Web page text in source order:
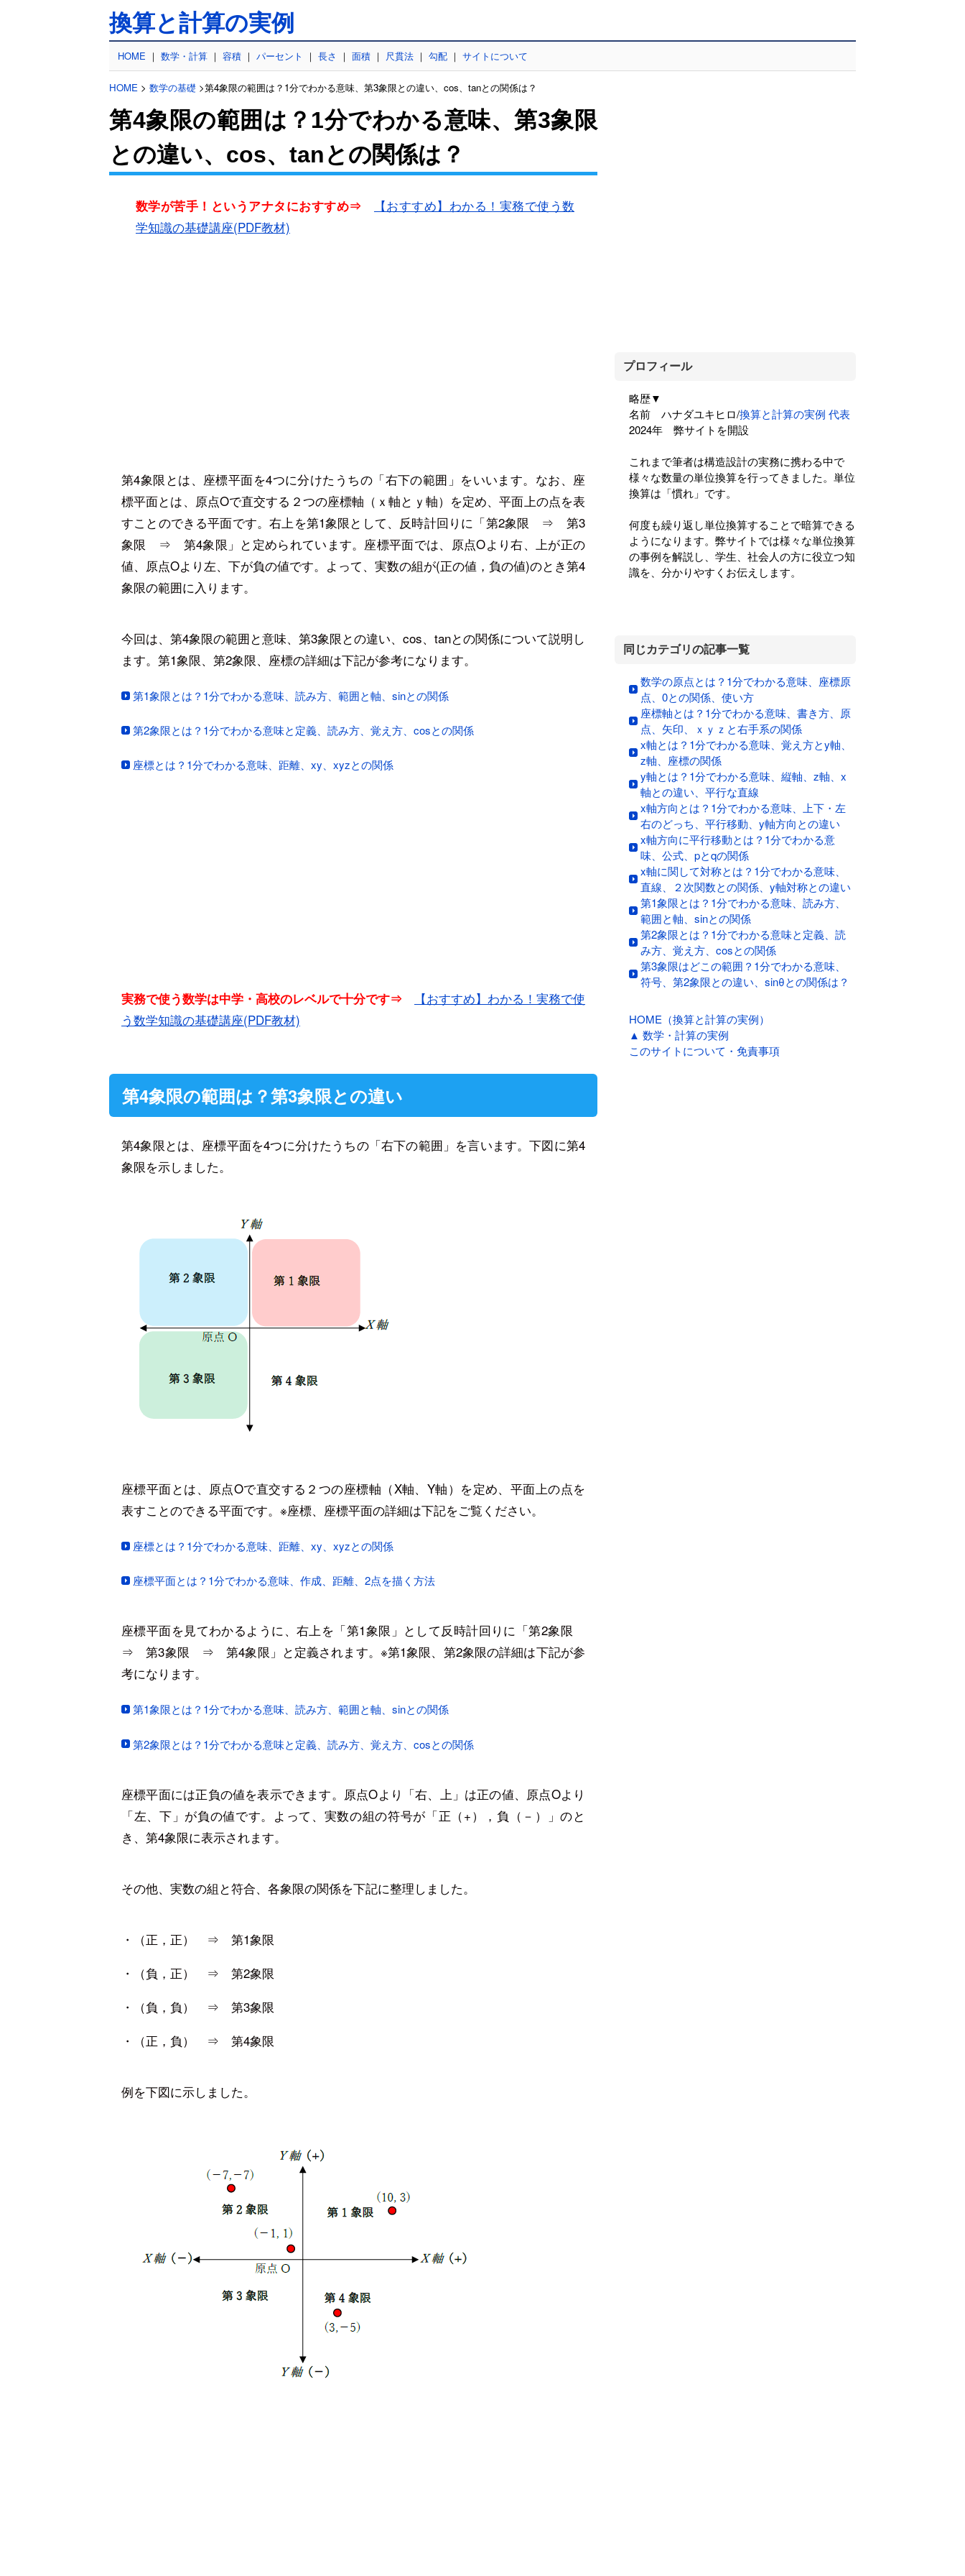
換算と計算の実例
HOME ｜ 数学・計算 ｜ 容積 ｜ パーセント ｜ 長さ ｜ 面積 ｜ 尺貫法 ｜ 勾配 ｜ サイトについて
HOME > 数学の基礎 >第4象限の範囲は？1分でわかる意味、第3象限との違い、cos、tanとの関係は？
第4象限の範囲は？1分でわかる意味、第3象限
との違い、cos、tanとの関係は？
数学が苦手！というアナタにおすすめ⇒
【おすすめ】わかる！実務で使う数
学知識の基礎講座(PDF教材)
第4象限とは、座標平面を4つに分けたうちの「右下の範囲」をいいます。なお、座
標平面とは、原点Oで直交する２つの座標軸（ｘ軸とｙ軸）を定め、平面上の点を表
すことのできる平面です。右上を第1象限として、反時計回りに「第2象限 ⇒ 第3
象限 ⇒ 第4象限」と定められています。座標平面では、原点Oより右、上が正の
値、原点Oより左、下が負の値です。よって、実数の組が(正の値，負の値)のとき第4
象限の範囲に入ります。
今回は、第4象限の範囲と意味、第3象限との違い、cos、tanとの関係について説明し
ます。第1象限、第2象限、座標の詳細は下記が参考になります。
第1象限とは？1分でわかる意味、読み方、範囲と軸、sinとの関係
第2象限とは？1分でわかる意味と定義、読み方、覚え方、cosとの関係
座標とは？1分でわかる意味、距離、xy、xyzとの関係
実務で使う数学は中学・高校のレベルで十分です⇒
【おすすめ】わかる！実務で使
う数学知識の基礎講座(PDF教材)
第4象限の範囲は？第3象限との違い
第4象限とは、座標平面を4つに分けたうちの「右下の範囲」を言います。下図に第4
象限を示しました。
座標平面とは、原点Oで直交する２つの座標軸（X軸、Y軸）を定め、平面上の点を
表すことのできる平面です。※座標、座標平面の詳細は下記をご覧ください。
座標とは？1分でわかる意味、距離、xy、xyzとの関係
座標平面とは？1分でわかる意味、作成、距離、2点を描く方法
座標平面を見てわかるように、右上を「第1象限」として反時計回りに「第2象限
⇒ 第3象限 ⇒ 第4象限」と定義されます。※第1象限、第2象限の詳細は下記が参
考になります。
第1象限とは？1分でわかる意味、読み方、範囲と軸、sinとの関係
第2象限とは？1分でわかる意味と定義、読み方、覚え方、cosとの関係
座標平面には正負の値を表示できます。原点Oより「右、上」は正の値、原点Oより
「左、下」が負の値です。よって、実数の組の符号が「正（+），負（－）」のと
き、第4象限に表示されます。
その他、実数の組と符合、各象限の関係を下記に整理しました。
・（正，正） ⇒ 第1象限
・（負，正） ⇒ 第2象限
・（負，負） ⇒ 第3象限
・（正，負） ⇒ 第4象限
例を下図に示しました。
プロフィール
略歴▼
名前 ハナダユキヒロ/換算と計算の実例 代表
2024年 弊サイトを開設
これまで筆者は構造設計の実務に携わる中で
様々な数量の単位換算を行ってきました。単位
換算は「慣れ」です。
何度も繰り返し単位換算することで暗算できる
ようになります。弊サイトでは様々な単位換算
の事例を解説し、学生、社会人の方に役立つ知
識を、分かりやすくお伝えします。
同じカテゴリの記事一覧
数学の原点とは？1分でわかる意味、座標原
点、0との関係、使い方
座標軸とは？1分でわかる意味、書き方、原
点、矢印、ｘｙｚと右手系の関係
x軸とは？1分でわかる意味、覚え方とy軸、
z軸、座標の関係
y軸とは？1分でわかる意味、縦軸、z軸、x
軸との違い、平行な直線
x軸方向とは？1分でわかる意味、上下・左
右のどっち、平行移動、y軸方向との違い
x軸方向に平行移動とは？1分でわかる意
味、公式、pとqの関係
x軸に関して対称とは？1分でわかる意味、
直線、２次関数との関係、y軸対称との違い
第1象限とは？1分でわかる意味、読み方、
範囲と軸、sinとの関係
第2象限とは？1分でわかる意味と定義、読
み方、覚え方、cosとの関係
第3象限はどこの範囲？1分でわかる意味、
符号、第2象限との違い、sinθとの関係は？
HOME（換算と計算の実例）
▲ 数学・計算の実例
このサイトについて・免責事項